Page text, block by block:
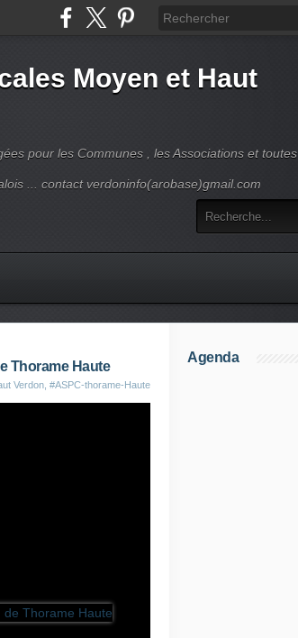
Moyen et Haut
pour les Communes , les Associations et toutes
... contact verdoninfo(arobase)gmail.com
Thorame Haute
Verdon #ASPC-thorame-Haute
Agenda